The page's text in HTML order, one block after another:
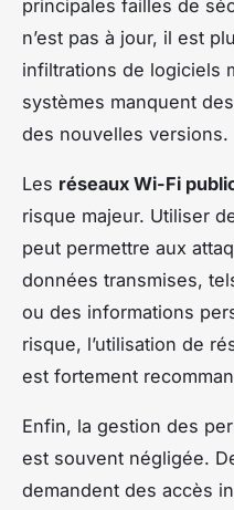
principales failles de
n’est pas à jour, il est
infiltrations de logiciels
systèmes manquent
des nouvelles versions.
Les réseaux Wi-Fi
risque majeur. Utiliser
peut permettre aux
données transmises,
ou des informations
risque, l’utilisation de
est fortement
Enfin, la gestion des
est souvent négligée.
demandent des accès